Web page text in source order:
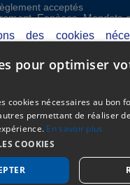
acceptés
Espèces, Mandats
général, Chèques
en charge reçu sans
Mentions Légales
Plan du site
Espace Professionnels
Nous contacter
des cookies
du site, ainsi que
pour optimiser
peut être
politique de
dans nosmentions
Je refuse Je choisis
pour optimiser
cookies nécessaires au bon
permettant de réaliser
En savoir plus
COOKIES